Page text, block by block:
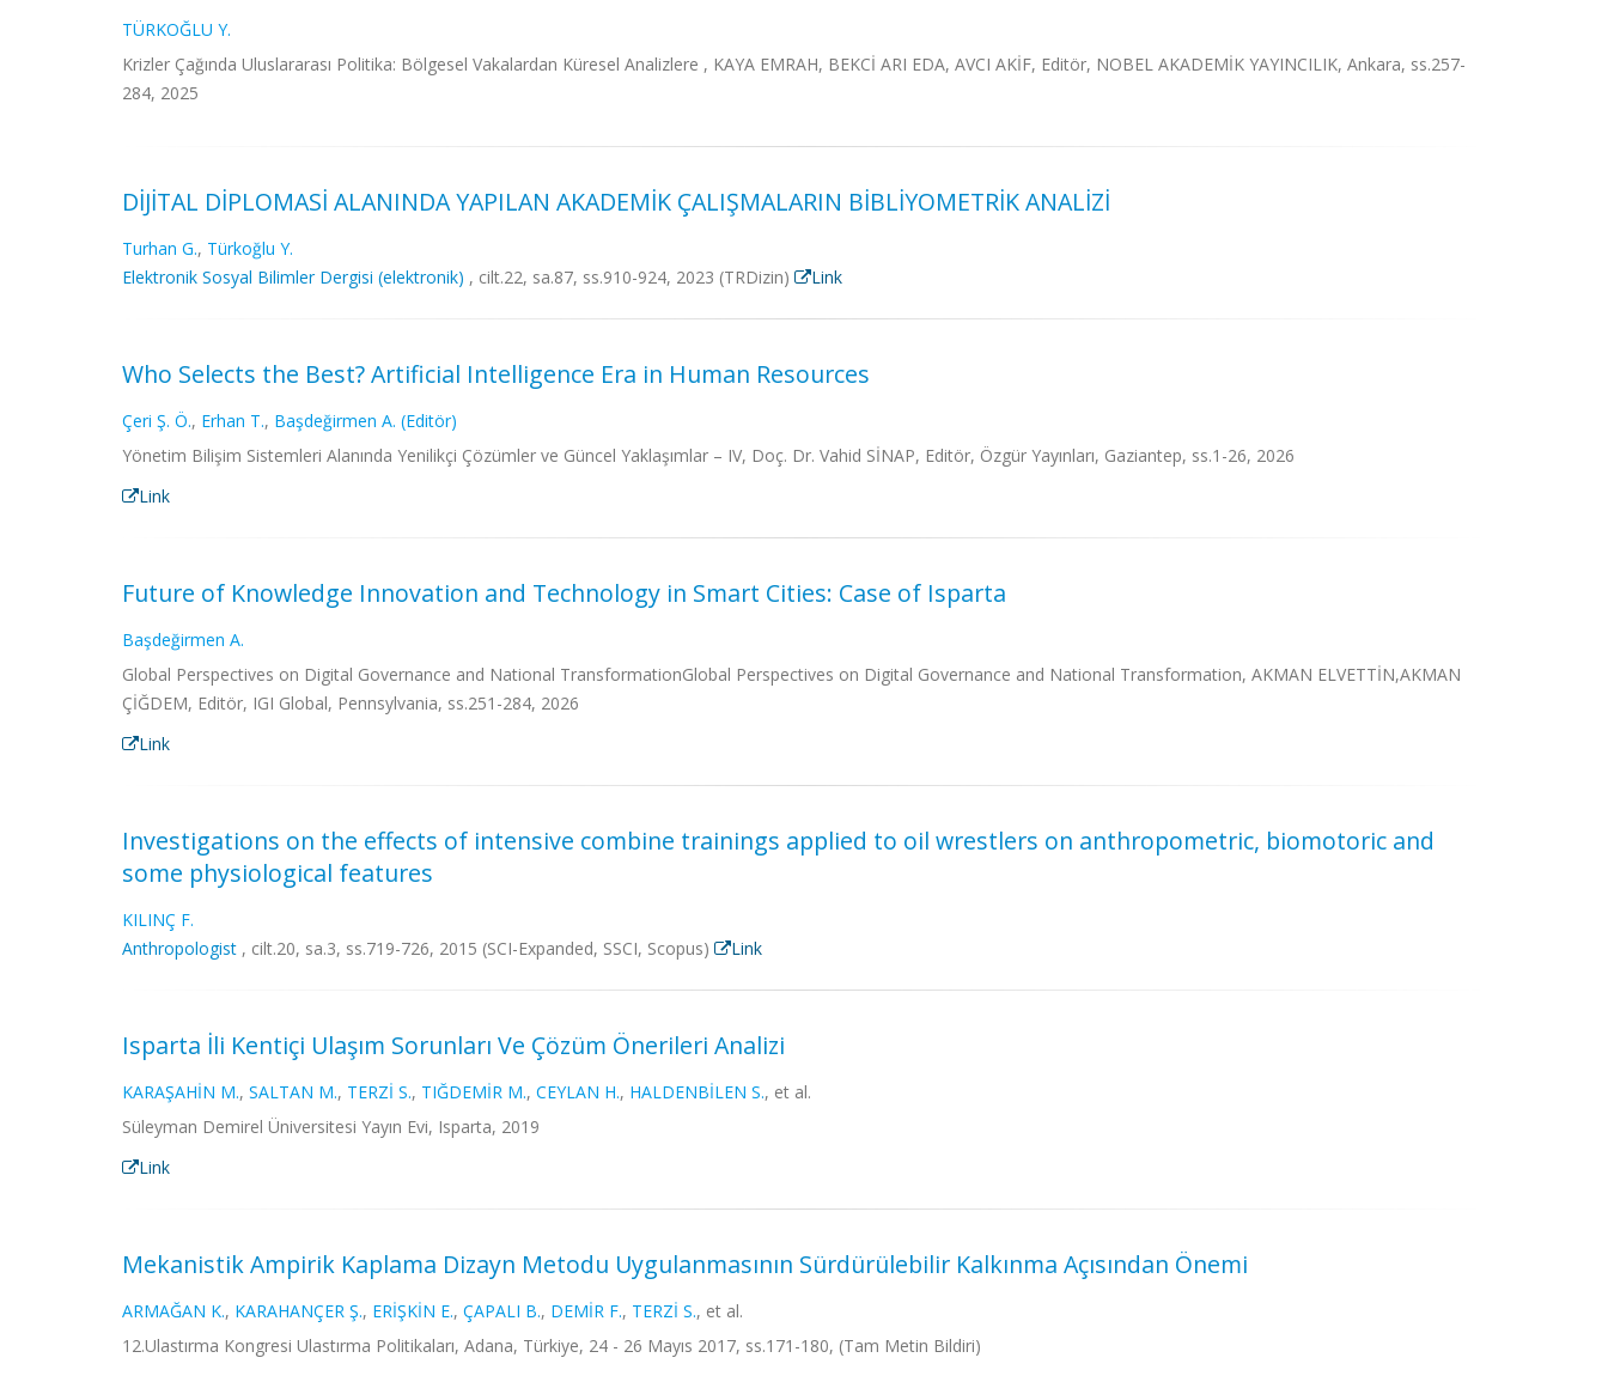
TÜRKOĞLU Y.
Krizler Çağında Uluslararası Politika: Bölgesel Vakalardan Küresel Analizlere , KAYA EMRAH, BEKCİ ARI EDA, AVCI AKİF, Editör, NOBEL AKADEMİK YAYINCILIK, Ankara, ss.257-
284, 2025
DİJİTAL DİPLOMASİ ALANINDA YAPILAN AKADEMİK ÇALIŞMALARIN BİBLİYOMETRİK ANALİZİ
Turhan G., Türkoğlu Y.
Elektronik Sosyal Bilimler Dergisi (elektronik) , cilt.22, sa.87, ss.910-924, 2023 (TRDizin) Link
Who Selects the Best? Artificial Intelligence Era in Human Resources
Çeri Ş. Ö., Erhan T., Başdeğirmen A. (Editör)
Yönetim Bilişim Sistemleri Alanında Yenilikçi Çözümler ve Güncel Yaklaşımlar – IV, Doç. Dr. Vahid SİNAP, Editör, Özgür Yayınları, Gaziantep, ss.1-26, 2026
Link
Future of Knowledge Innovation and Technology in Smart Cities: Case of Isparta
Başdeğirmen A.
Global Perspectives on Digital Governance and National TransformationGlobal Perspectives on Digital Governance and National Transformation, AKMAN ELVETTİN,AKMAN
ÇİĞDEM, Editör, IGI Global, Pennsylvania, ss.251-284, 2026
Link
Investigations on the effects of intensive combine trainings applied to oil wrestlers on anthropometric, biomotoric and
some physiological features
KILINÇ F.
Anthropologist , cilt.20, sa.3, ss.719-726, 2015 (SCI-Expanded, SSCI, Scopus) Link
Isparta İli Kentiçi Ulaşım Sorunları Ve Çözüm Önerileri Analizi
KARAŞAHİN M., SALTAN M., TERZİ S., TIĞDEMİR M., CEYLAN H., HALDENBİLEN S., et al.
Süleyman Demirel Üniversitesi Yayın Evi, Isparta, 2019
Link
Mekanistik Ampirik Kaplama Dizayn Metodu Uygulanmasının Sürdürülebilir Kalkınma Açısından Önemi
ARMAĞAN K., KARAHANÇER Ş., ERİŞKİN E., ÇAPALI B., DEMİR F., TERZİ S., et al.
12.Ulastırma Kongresi Ulastırma Politikaları, Adana, Türkiye, 24 - 26 Mayıs 2017, ss.171-180, (Tam Metin Bildiri)